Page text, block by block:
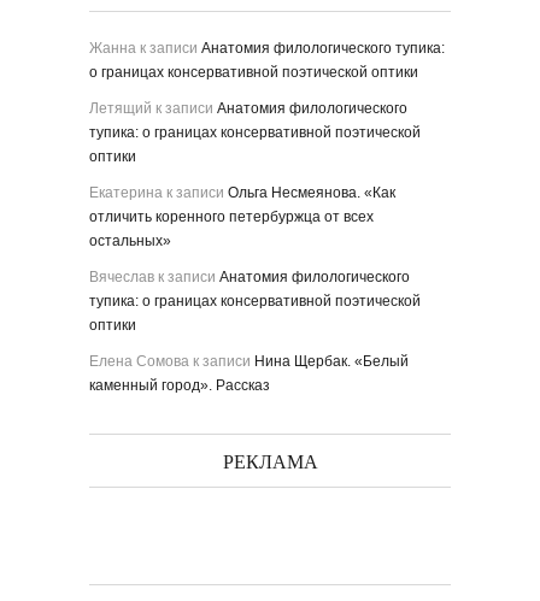
Жанна к записи Анатомия филологического тупика:
о границах консервативной поэтической оптики
Летящий к записи Анатомия филологического
тупика: о границах консервативной поэтической
оптики
Екатерина к записи Ольга Несмеянова. «Как
отличить коренного петербуржца от всех
остальных»
Вячеслав к записи Анатомия филологического
тупика: о границах консервативной поэтической
оптики
Елена Сомова к записи Нина Щербак. «Белый
каменный город». Рассказ
РЕКЛАМА